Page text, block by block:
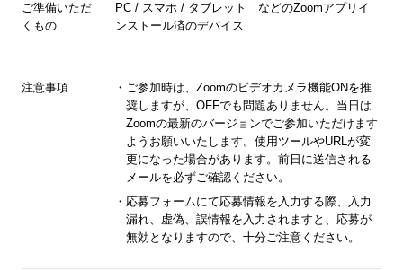
ご準備いただ
くもの
PC / スマホ / タブレット などのZoomアプリイ
ンストール済のデバイス
注意事項
ご参加時は、Zoomのビデオカメラ機能ONを推
奨しますが、OFFでも問題ありません。当日は
Zoomの最新のバージョンでご参加いただけます
ようお願いいたします。使用ツールやURLが変
更になった場合があります。前日に送信される
メールを必ずご確認ください。
応募フォームにて応募情報を入力する際、入力
漏れ、虚偽、誤情報を入力されますと、応募が
無効となりますので、十分ご注意ください。